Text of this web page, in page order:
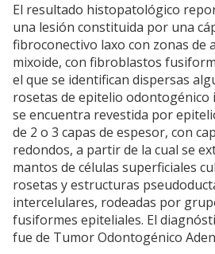
El resultado histopatológico
una lesión constituida por una
fibroconectivo laxo con zonas de
mixoide, con fibroblastos
el que se identifican dispersas
rosetas de epitelio odontogénico
se encuentra revestida por
de 2 o 3 capas de espesor, con
redondos, a partir de la cual se
mantos de células superficiales
rosetas y estructuras
intercelulares, rodeadas por
fusiformes epiteliales. El
fue de Tumor Odontogénico